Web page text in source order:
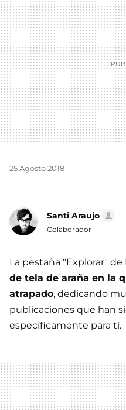
25 Agosto 2018
Santi Araujo
Colaborador
La pestaña "Explorar"
de tela de araña en la
atrapado, dedicando
publicaciones que han
específicamente para ti.